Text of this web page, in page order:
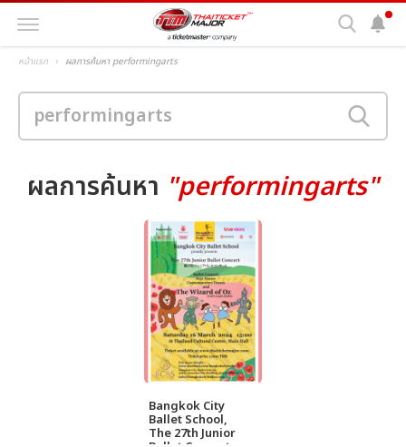
หน้าแรก ผลการค้นหา performingarts
ผลการค้นหา "performingarts"
Bangkok City
Ballet School,
The 27th Junior